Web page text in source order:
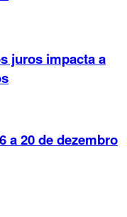
juros impacta a
a 20 de dezembro